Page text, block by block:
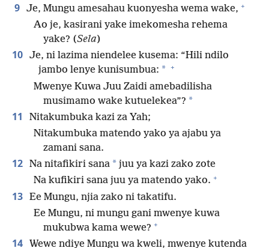
9 Je, Mungu amesahau kuonyesha wema wake, +
Ao je, kasirani yake imekomesha rehema
yake? (Sela)
10 Je, ni lazima niendelee kusema: “Hili ndilo
jambo lenye kunisumbua: * +
Mwenye Kuwa Juu Zaidi amebadilisha
musimamo wake kutuelekea”? *
11
Nitakumbuka kazi za Yah;
Nitakumbuka matendo yako ya ajabu ya
zamani sana.
12 Na nitafikiri sana * juu ya kazi zako zote
Na kufikiri sana juu ya matendo yako. +
13 Ee Mungu, njia zako ni takatifu.
Ee Mungu, ni mungu gani mwenye kuwa
mukubwa kama wewe? +
14 Wewe ndiye Mungu wa kweli, mwenye kutenda